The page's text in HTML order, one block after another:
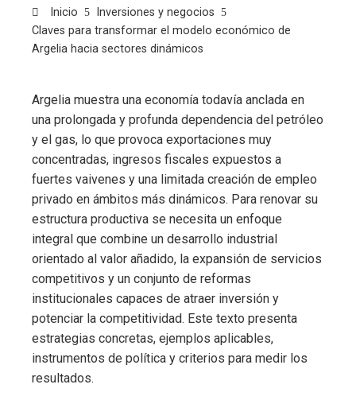
Inicio
Inversiones y negocios
Claves para transformar el modelo económico de
Argelia hacia sectores dinámicos
Argelia muestra una economía todavía anclada en
una prolongada y profunda dependencia del petróleo
y el gas, lo que provoca exportaciones muy
concentradas, ingresos fiscales expuestos a
fuertes vaivenes y una limitada creación de empleo
privado en ámbitos más dinámicos. Para renovar su
estructura productiva se necesita un enfoque
integral que combine un desarrollo industrial
orientado al valor añadido, la expansión de servicios
competitivos y un conjunto de reformas
institucionales capaces de atraer inversión y
potenciar la competitividad. Este texto presenta
estrategias concretas, ejemplos aplicables,
instrumentos de política y criterios para medir los
resultados.